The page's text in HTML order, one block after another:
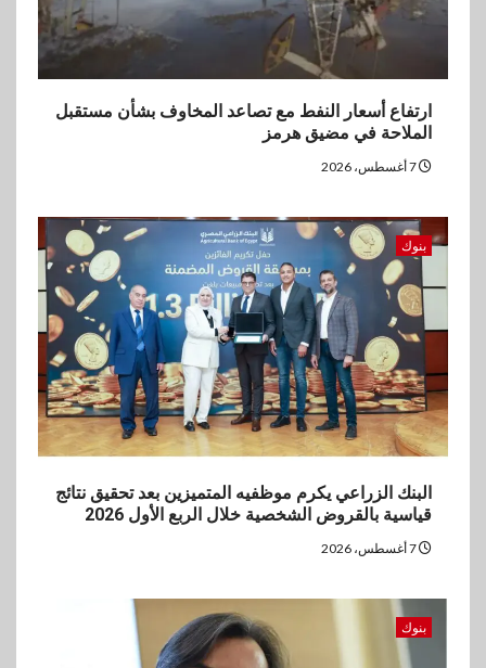
يورو صافي ربح في النصف الأول
2026
اخبار
غرفة القاهرة تنظم ندوة إلكترونية
5
بنك مصر يشارك في فعالية اليوم
العالمي للشباب ويقدم العديد من
العروض المجانية
ارتفاع أسعار النفط مع تصاعد المخاوف بشأن مستقبل
الملاحة في مضيق هرمز
بنوك
البنك الزراعي يكرم موظفيه المتميزين بعد تحقيق نتائج
قياسية بالقروض الشخصية خلال الربع الأول 2026
بنوك